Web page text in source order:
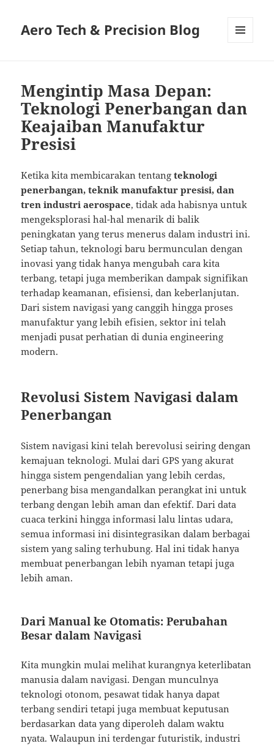
Aero Tech & Precision Blog
Mengintip Masa Depan:
Teknologi Penerbangan dan
Keajaiban Manufaktur
Presisi
Ketika kita membicarakan tentangteknologi
penerbangan, teknik manufaktur presisi, dan
tren industri aerospace, tidak ada habisnya untuk
mengeksplorasi hal-hal menarik di balik
peningkatan yang terus menerus dalam industri ini.
Setiap tahun, teknologi baru bermunculan dengan
inovasi yang tidak hanya mengubah cara kita
terbang, tetapi juga memberikan dampak signifikan
terhadap keamanan, efisiensi, dan keberlanjutan.
Dari sistem navigasi yang canggih hingga proses
manufaktur yang lebih efisien, sektor ini telah
menjadi pusat perhatian di dunia engineering
modern.
Revolusi Sistem Navigasi dalam
Penerbangan
Sistem navigasi kini telah berevolusi seiring dengan
kemajuan teknologi. Mulai dari GPS yang akurat
hingga sistem pengendalian yang lebih cerdas,
penerbang bisa mengandalkan perangkat ini untuk
terbang dengan lebih aman dan efektif. Dari data
cuaca terkini hingga informasi lalu lintas udara,
semua informasi ini disintegrasikan dalam berbagai
sistem yang saling terhubung. Hal ini tidak hanya
membuat penerbangan lebih nyaman tetapi juga
lebih aman.
Dari Manual ke Otomatis: Perubahan
Besar dalam Navigasi
Kita mungkin mulai melihat kurangnya keterlibatan
manusia dalam navigasi. Dengan munculnya
teknologi otonom, pesawat tidak hanya dapat
terbang sendiri tetapi juga membuat keputusan
berdasarkan data yang diperoleh dalam waktu
nyata. Walaupun ini terdengar futuristik, industri